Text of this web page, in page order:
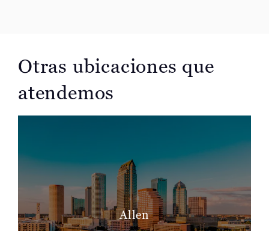
Otras ubicaciones que
atendemos
Allen